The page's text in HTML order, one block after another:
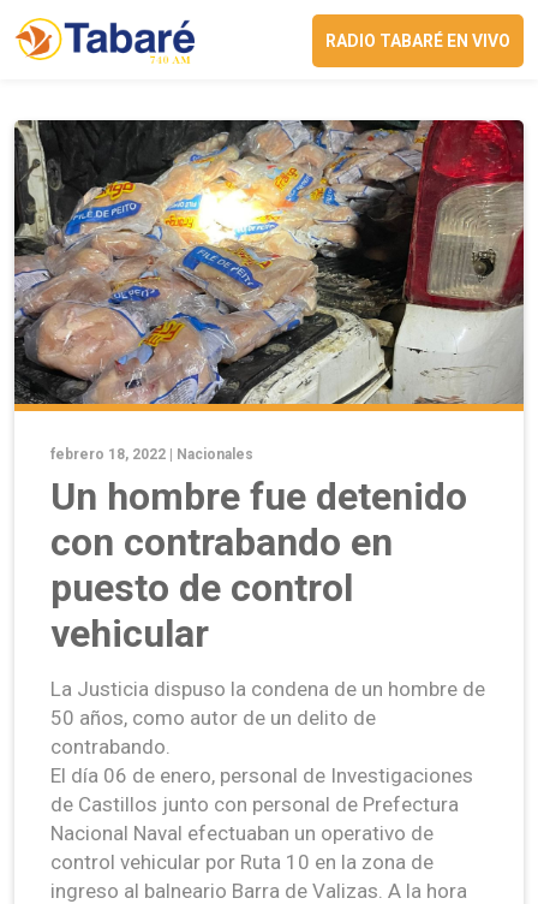
RADIO TABARÉ EN VIVO
febrero 18, 2022 | Nacionales
Un hombre fue detenido
con contrabando en
puesto de control
vehicular
La Justicia dispuso la condena de un hombre de
50 años, como autor de un delito de
contrabando.
El día 06 de enero, personal de Investigaciones
de Castillos junto con personal de Prefectura
Nacional Naval efectuaban un operativo de
control vehicular por Ruta 10 en la zona de
ingreso al balneario Barra de Valizas. A la hora